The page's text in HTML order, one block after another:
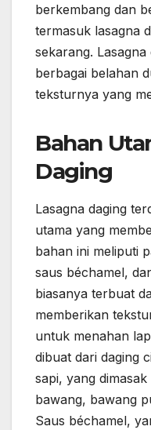
berkembang dan
termasuk lasagna
sekarang.
berbagai belahan
teksturnya yang
Bahan
Daging
Lasagna daging
utama yang
bahan ini meliputi
saus béchamel,
biasanya terbuat
memberikan
untuk menahan
dibuat dari daging
sapi, yang
bawang, bawang
Saus béchamel,